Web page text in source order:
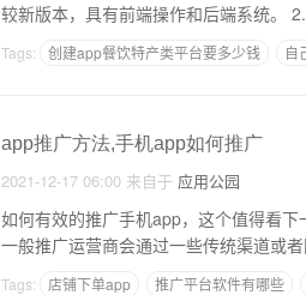
较
Tags: 创建app餐饮特产类平台要多少钱 自
app推广方法,手机app如何推广
2021-12-17 06:00 来自于 应用公园
如何有效的推广手机app，这个值得看下
一般推广运营商会通过一些传统渠道或
Tags: 店铺下单app 推广平台软件有哪些